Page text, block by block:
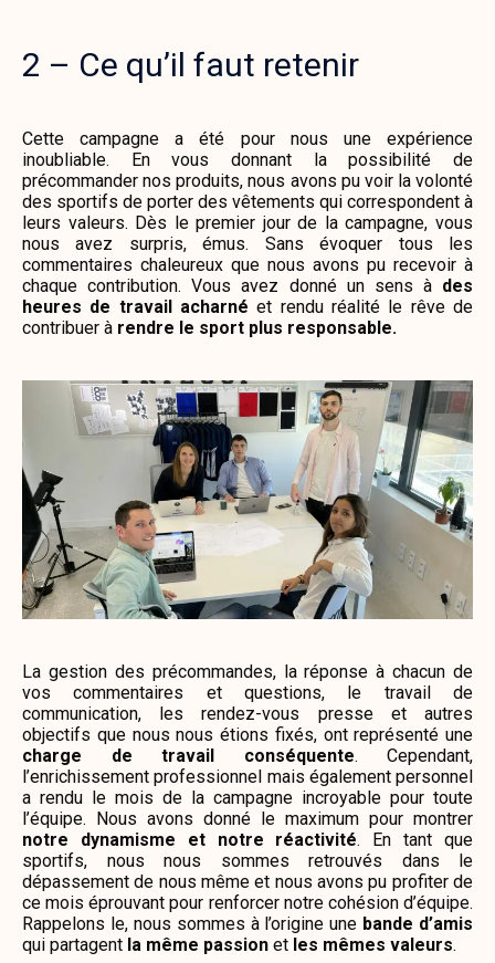
2 – Ce qu’il faut retenir
Cette campagne a été pour nous une expérience
inoubliable. En vous donnant la possibilité de
précommander nos produits, nous avons pu voir la volonté
des sportifs de porter des vêtements qui correspondent à
leurs valeurs. Dès le premier jour de la campagne, vous
nous avez surpris, émus. Sans évoquer tous les
commentaires chaleureux que nous avons pu recevoir à
chaque contribution. Vous avez donné un sens à des
heures de travail acharné et rendu réalité le rêve de
contribuer à rendre le sport plus responsable.
La gestion des précommandes, la réponse à chacun de
vos commentaires et questions, le travail de
communication, les rendez-vous presse et autres
objectifs que nous nous étions fixés, ont représenté une
charge de travail conséquente. Cependant,
l’enrichissement professionnel mais également personnel
a rendu le mois de la campagne incroyable pour toute
l’équipe. Nous avons donné le maximum pour montrer
notre dynamisme et notre réactivité. En tant que
sportifs, nous nous sommes retrouvés dans le
dépassement de nous même et nous avons pu profiter de
ce mois éprouvant pour renforcer notre cohésion d’équipe.
Rappelons le, nous sommes à l’origine une bande d’amis
qui partagent la même passion et les mêmes valeurs.